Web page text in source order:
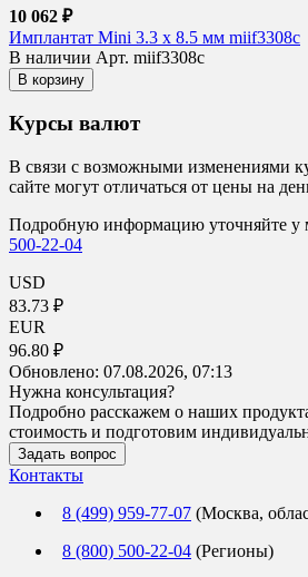
10 062 ₽
Имплантат Mini 3.3 x 8.5 мм miif3308c
В наличии Арт. miif3308c
В корзину
Курсы валют
В связи с возможными изменениями
сайте могут отличаться от цены на
Подробную информацию уточняйте у
500-22-04
USD
83.73 ₽
EUR
96.80 ₽
Обновлено: 07.08.2026, 07:13
Нужна консультация?
Подробно расскажем о наших
стоимость и подготовим
Задать вопрос
Контакты
8 (499) 959-77-07 (Москва,
8 (800) 500-22-04 (Регионы)